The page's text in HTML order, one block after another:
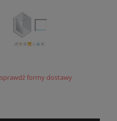
sprawdź formy dostawy